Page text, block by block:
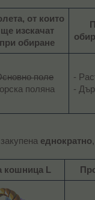
от които
ще изскачат
при обиране
поле
поляна​
-
-
еднократно
кошница L